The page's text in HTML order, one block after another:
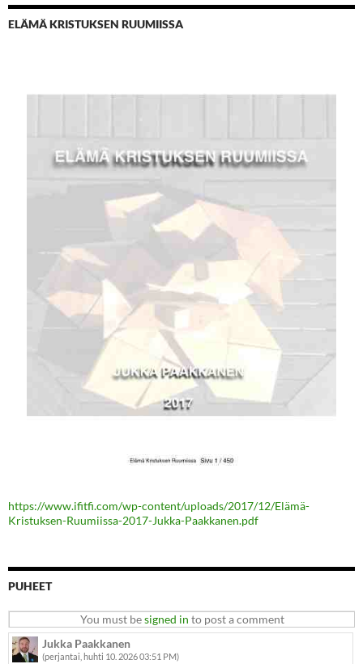
ELÄMÄ KRISTUKSEN RUUMIISSA
https://www.ifitfi.com/wp-content/uploads/2017/12/Elämä-
Kristuksen-Ruumiissa-2017-Jukka-Paakkanen.pdf
PUHEET
You must besigned in to post a comment
Jukka Paakkanen
(perjantai, huhti 10. 2026 03:51 PM)